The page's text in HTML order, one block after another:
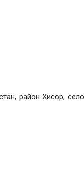
район Хисор, село